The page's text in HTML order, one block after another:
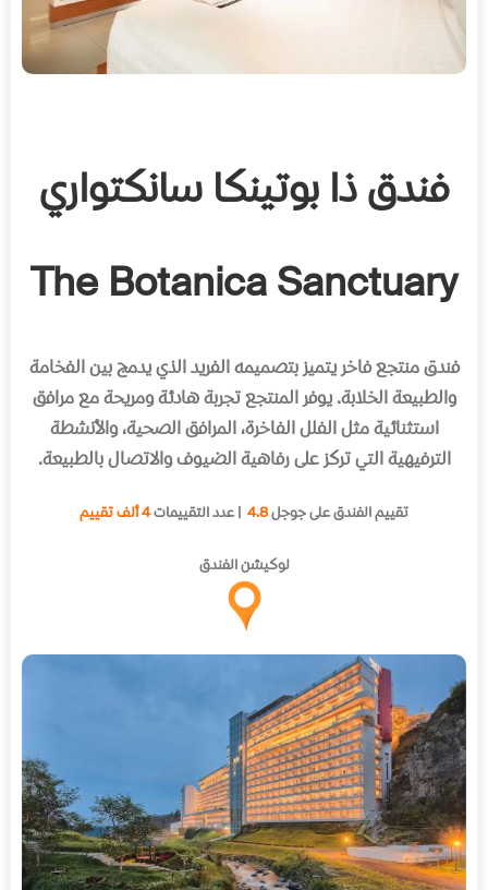
فندق ذا بوتينكا سانكتواري
The Botanica Sanctuary
فندق منتجع فاخر يتميز بتصميمه الفريد الذي يدمج بين الفخامة
والطبيعة الخلابة.يوفر المنتجع تجربة هادئة ومريحة مع مرافق
استثنائية مثل الفلل الفاخرة، المرافق الصحية، والأنشطة
الترفيهية التي تركز على رفاهية الضيوف والاتصال بالطبيعة.
تقييم الفندق على جوجل4.8 | عدد التقييمات4 ألف تقييم
لوكيشن الفندق